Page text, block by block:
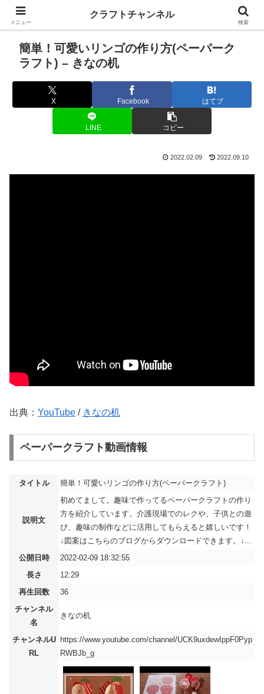
簡単！可愛いリンゴの作り方(ペーパーク
ラフト) – きなの机
X Facebook はてブ
LINE コピー
2022.02.09 2022.09.10
出典： YouTube / きなの机
ペーパークラフト動画情報
タイトル 簡単！可愛いリンゴの作り方(ペーパークラフト)
説明文
初めてまして。趣味で作ってるペーパークラフトの作り
方を紹介しています。介護現場でのレクや、子供との遊
び、趣味の制作などに活用してもらえると嬉しいです！
↓図案はこちらのブログからダウンロードできます。↓...
公開日時
2022-02-09 18:32:55
長さ
12:29
再生回数
36
チャンネル
名
きなの机
チャンネルU
RL
https://www.youtube.com/channel/UCK9uxdewIppF0Pyp
RWBJb_g
メニュー
クラフトチャンネル
検索